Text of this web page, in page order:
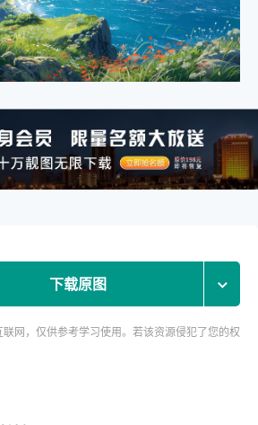
下载原图
网，仅供参考学习使用。若该资源侵犯了您的权